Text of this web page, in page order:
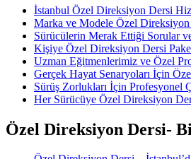
İstanbul Özel Direksiyon Dersi
Marka ve Modele Özel
Sürücülerin Merak Ettiği Sorular
Kişiye Özel Direksiyon Dersi
Uzman Eğitmenlerimiz ve Özel
Gerçek Hayat Senaryoları İçin
Sürüş Zorlukları İçin Profesyonel
Her Sürücüye Özel Direksiyon
Özel Direksiyon Dersi-